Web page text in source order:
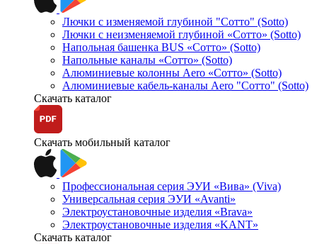
Лючки с изменяемой глубиной "Сотто" (Sotto)
Лючки с неизменяемой глубиной «Сотто» (Sotto)
Напольная башенка BUS «Сотто» (Sotto)
Напольные каналы «Сотто» (Sotto)
Алюминиевые колонны Aero «Сотто» (Sotto)
Алюминиевые кабель-каналы Aero "Сотто" (Sotto)
Скачать каталог
Скачать мобильный каталог
Профессиональная серия ЭУИ «Вива» (Viva)
Универсальная серия ЭУИ «Avanti»
Электроустановочные изделия «Brava»
Электроустановочные изделия «KANT»
Скачать каталог